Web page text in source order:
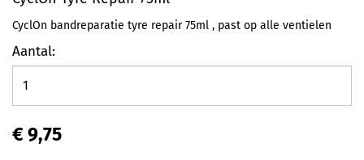
CyclOn bandreparatie tyre repair 75ml , past op alle ventielen
Aantal:
€ 9,75